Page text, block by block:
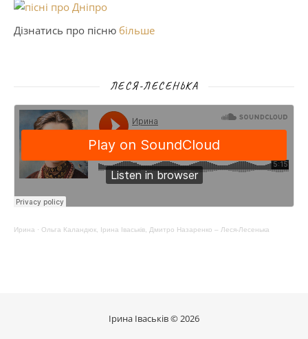
Дізнатись про пісню більше
ЛЕСЯ-ЛЕСЕНЬКА
Ирина · Ольга Каландюк, Ірина Іваськів, Дмитро Назаренко – Леся-Лесенька
Ірина Іваськів © 2026